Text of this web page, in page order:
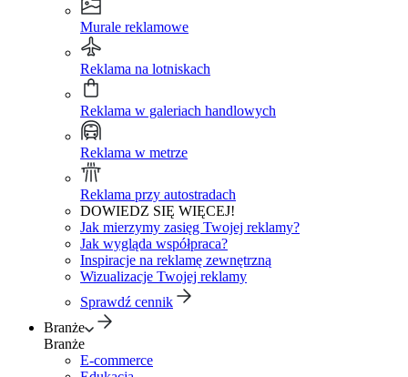
Murale reklamowe
Reklama na lotniskach
Reklama w galeriach handlowych
Reklama w metrze
Reklama przy autostradach
DOWIEDZ SIĘ WIĘCEJ!
Jak mierzymy zasięg Twojej reklamy?
Jak wygląda współpraca?
Inspiracje na reklamę zewnętrzną
Wizualizacje Twojej reklamy
Sprawdź cennik
Branże
Branże
E-commerce